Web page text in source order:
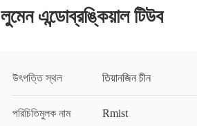
লুমেন এন্ডোব্রঙ্কিয়াল টিউব
উৎপত্তি স্থল তিয়ানজিন চীন
পরিচিতিমুলক নাম Rmist